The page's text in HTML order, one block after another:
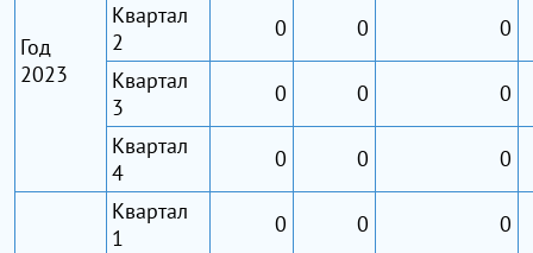
Год
2023
Квартал
2
0 0
0
Квартал
3
0 0
0
Квартал
4
0 0 0
Квартал
1
0 0
0